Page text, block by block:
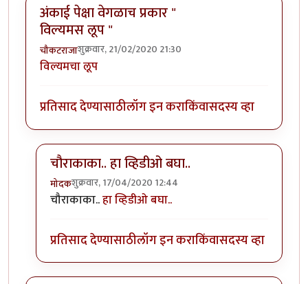
अंकाई पेक्षा वेगळाच प्रकार "
विल्यमस लूप "
चौकटराजाशुक्रवार, 21/02/2020 21:30
विल्यमचा लूप
प्रतिसाद देण्यासाठीलॉग इन कराकिंवासदस्य व्हा
चौराकाका.. हा व्हिडीओ बघा..
मोदकशुक्रवार, 17/04/2020 12:44
In reply toअंकाई पेक्षा वेगळाच प्रकार " विल्यमस लूप "
चौराकाका..हा व्हिडीओ बघा..
प्रतिसाद देण्यासाठीलॉग इन कराकिंवासदस्य व्हा